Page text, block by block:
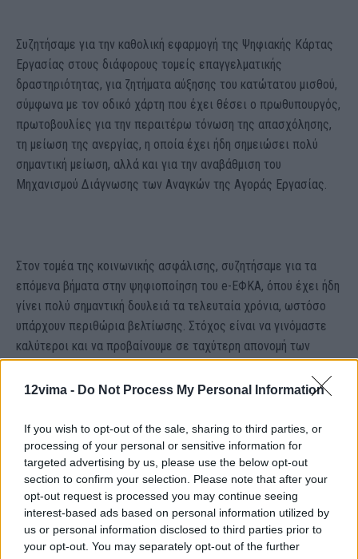
12vima - Do Not Process My Personal Information
If you wish to opt-out of the sale, sharing to third parties, or
processing of your personal or sensitive information for
targeted advertising by us, please use the below opt-out
section to confirm your selection. Please note that after your
opt-out request is processed you may continue seeing
interest-based ads based on personal information utilized by
us or personal information disclosed to third parties prior to
your opt-out. You may separately opt-out of the further
Συζητήσαμε για την καθολική εφαρμογή της Ψηφιακής Κάρτας
Εργασίας στους διάφορους τομείς επαγγελματικής
δραστηριότητας, για ζητήματα αύξησης του κατώτατου μισθού,
σύμφωνα με τον οδικό χάρτη που έχει θέσει ο πρωθυπουργός,
πρωτοβουλίες για την περαιτέρω τόνωση της απασχόλησης,
τη μείωση της ανεργίας, η οποία έχει ήδη σημειώσει πολύ
σημαντική μείωση, αλλά και για την αναβάθμιση του
Μηχανισμού Διάγνωσης των Αναγκών της Αγοράς Εργασίας.
Στον τομέα της κοινωνικής ασφάλισης, συζητήσαμε για τα
επόμενα βήματα στην ψηφιοποίηση του e-ΕΦΚΑ, όπου έχει ήδη
γίνει πολύ σημαντική δουλειά τα τελευταία χρόνια, ωστόσο
υπάρχουν περιθώρια βελτίωσης. Στόχος είναι να γινόμαστε
καλύτεροι και να προβαίνουμε σε ταχύτερη απονομή των
στη μείωση των εκκρεμών συντάξεων συνολικά και στη
Αναπηρίας.
Σε όλα αυτά τα ζητήματα θεωρούμε ότι οι καλύτερες λύσεις
μπορούν να προκύψουν μέσα από τον διάλογο. Έχουμε ήδη
ξεκινήσει και αναλάβει πρωτοβουλίες για έναν διεξοδικό
διάλογο με όλους τους κοινωνικούς εταίρους. Έχει έρθει η
ώρα να δούμε σε μια νέα βάση ένα νέο κοινωνικό σύμφωνο